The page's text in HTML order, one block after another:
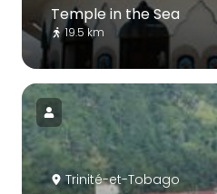
Temple in the Sea
19.5 km
Trinité-et-Tobago